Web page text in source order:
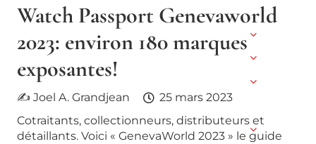
Watch Passport Genevaworld
2023: environ 180 marques
exposantes!
✍ Joel A. Grandjean
25 mars 2023
Cotraitants, collectionneurs, distributeurs et
détaillants. Voici « GenevaWorld 2023 » le guide